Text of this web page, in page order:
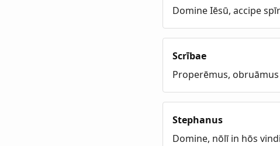
Domine Iēsū, accipe
Scrībae
Properēmus,
Stephanus
Domine, nōlī in hōs